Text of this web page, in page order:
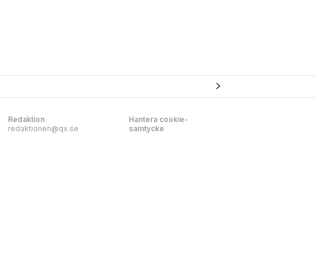
Redaktion
redaktionen@qx.se
Hantera cookie-
samtycke